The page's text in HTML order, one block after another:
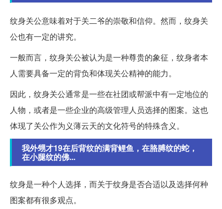
纹身关公意味着对于关二爷的崇敬和信仰。然而，纹身关
公也有一定的讲究。
一般而言，纹身关公被认为是一种尊贵的象征，纹身者本
人需要具备一定的背负和体现关公精神的能力。
因此，纹身关公通常是一些在社团或帮派中有一定地位的
人物，或者是一些企业的高级管理人员选择的图案。这也
体现了关公作为义薄云天的文化符号的特殊含义。
我外甥才19在后背纹的满背鲤鱼，在胳膊纹的蛇，
在小腿纹的佛...
纹身是一种个人选择，而关于纹身是否合适以及选择何种
图案都有很多观点。